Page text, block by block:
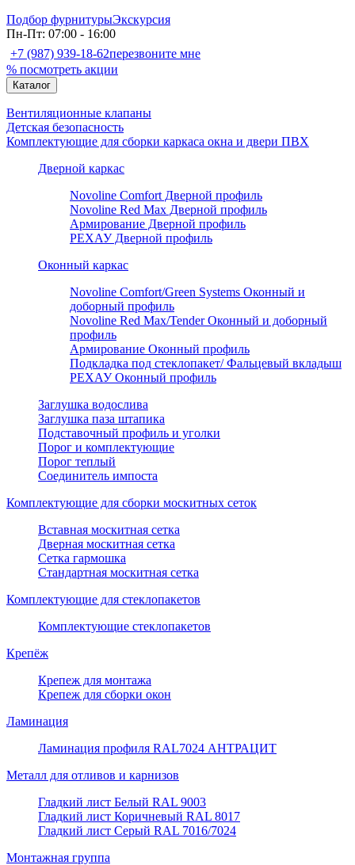
Подбор фурнитурыЭкскурсия
Пн-Пт: 07:00 - 16:00
+7 (987) 939-18-62перезвоните мне
% посмотреть акции
Каталог
Вентиляционные клапаны
Детская безопасность
Комплектующие для сборки каркаса окна и двери ПВХ
Дверной каркас
Novoline Comfort Дверной профиль
Novoline Red Мax Дверной профиль
Армирование Дверной профиль
РЕХАУ Дверной профиль
Оконный каркас
Novoline Comfort/Green Systems Оконный и
доборный профиль
Novoline Red Max/Tender Оконный и доборный
профиль
Армирование Оконный профиль
Подкладка под стеклопакет/ Фальцевый вкладыш
РЕХАУ Оконный профиль
Заглушка водослива
Заглушка паза штапика
Подставочный профиль и уголки
Порог и комплектующие
Порог теплый
Соединитель импоста
Комплектующие для сборки москитных сеток
Вставная москитная сетка
Дверная москитная сетка
Сетка гармошка
Стандартная москитная сетка
Комплектующие для стеклопакетов
Комплектующие стеклопакетов
Крепёж
Крепеж для монтажа
Крепеж для сборки окон
Ламинация
Ламинация профиля RAL7024 АНТРАЦИТ
Металл для отливов и карнизов
Гладкий лист Белый RAL 9003
Гладкий лист Коричневый RAL 8017
Гладкий лист Серый RAL 7016/7024
Монтажная группа